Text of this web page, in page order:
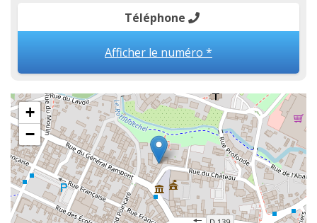
Téléphone
Afficher le numéro *
+
−